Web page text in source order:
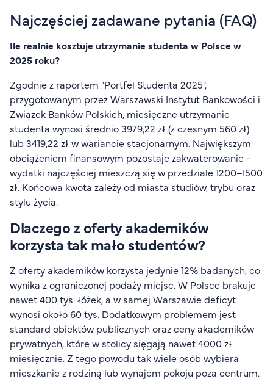
Najczęściej zadawane pytania (FAQ)
Ile realnie kosztuje utrzymanie studenta w Polsce w
2025 roku?
Zgodnie z raportem "Portfel Studenta 2025",
przygotowanym przez Warszawski Instytut Bankowości i
Związek Banków Polskich, miesięczne utrzymanie
studenta wynosi średnio 3979,22 zł (z czesnym 560 zł)
lub 3419,22 zł w wariancie stacjonarnym. Największym
obciążeniem finansowym pozostaje zakwaterowanie -
wydatki najczęściej mieszczą się w przedziale 1200–1500
zł. Końcowa kwota zależy od miasta studiów, trybu oraz
stylu życia.
Dlaczego z oferty akademików
korzysta tak mało studentów?
Z oferty akademików korzysta jedynie 12% badanych, co
wynika z ograniczonej podaży miejsc. W Polsce brakuje
nawet 400 tys. łóżek, a w samej Warszawie deficyt
wynosi około 60 tys. Dodatkowym problemem jest
standard obiektów publicznych oraz ceny akademików
prywatnych, które w stolicy sięgają nawet 4000 zł
miesięcznie. Z tego powodu tak wiele osób wybiera
mieszkanie z rodziną lub wynajem pokoju poza centrum.